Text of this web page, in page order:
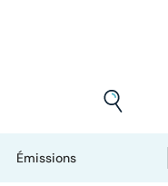
Émissions